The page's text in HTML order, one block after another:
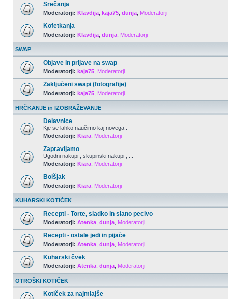
Srečanja
Moderatorji: Klavdija kaja75 dunja Moderatorji
Kofetkanja
Moderatorji: Klavdija dunja Moderatorji
SWAP
Objave in prijave na swap
Moderatorji: kaja75 Moderatorji
Zaključeni swapi (fotografije)
Moderatorji: kaja75 Moderatorji
HRČKANJE in IZOBRAŽEVANJE
Delavnice
Kje se lahko naučimo kaj novega .
Moderatorji: Kiara Moderatorji
Zapravljamo
Ugodni nakupi , skupinski nakupi , ...
Moderatorji: Kiara Moderatorji
Bolšjak
Moderatorji: Kiara Moderatorji
KUHARSKI KOTIČEK
Recepti - Torte, sladko in slano pecivo
Moderatorji: Atenka dunja Moderatorji
Recepti - ostale jedi in pijače
Moderatorji: Atenka dunja Moderatorji
Kuharski čvek
Moderatorji: Atenka dunja Moderatorji
OTROŠKI KOTIČEK
Kotiček za najmlajše